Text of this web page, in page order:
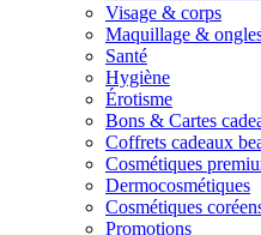
Visage & corps
Maquillage &
Santé
Hygiène
Érotisme
Bons & Cartes
Coffrets cadeaux
Cosmétiques
Dermocosmétiques
Cosmétiques
Promotions